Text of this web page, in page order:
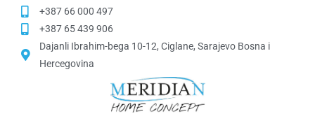
+387 66 000 497
+387 65 439 906
Dajanli Ibrahim-bega 10-12, Ciglane, Sarajevo Bosna i
Hercegovina​